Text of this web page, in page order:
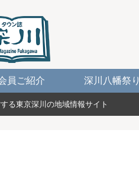
員ご紹介 深川八幡祭り
る東京深川の地域情報サイト